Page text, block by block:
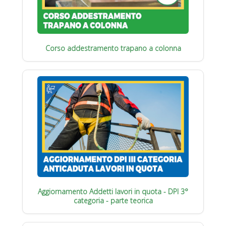
Corso addestramento trapano a colonna
Aggiornamento Addetti lavori in quota - DPI 3°
categoria - parte teorica